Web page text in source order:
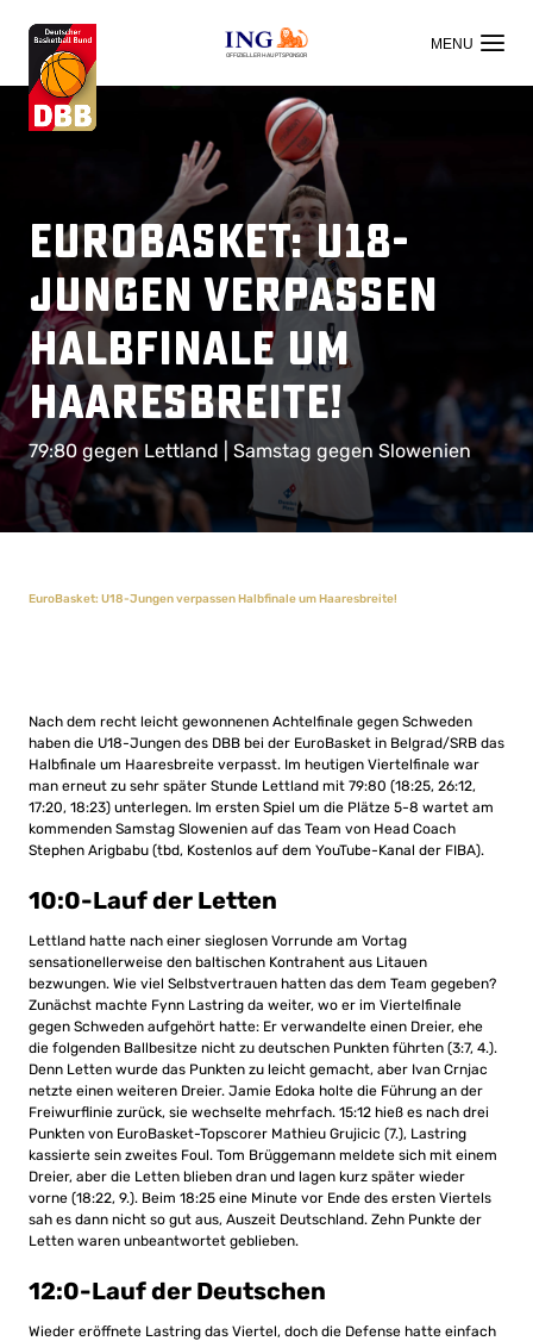
OFFIZIELLER HAUPTSPONSOR
EuroBasket: U18-
Jungen verpassen
Halbfinale um
Haaresbreite!
79:80 gegen Lettland | Samstag gegen Slowenien
EuroBasket: U18-Jungen verpassen Halbfinale um Haaresbreite!
Nach dem recht leicht gewonnenen Achtelfinale gegen Schweden
haben die U18-Jungen des DBB bei der EuroBasket in Belgrad/SRB das
Halbfinale um Haaresbreite verpasst. Im heutigen Viertelfinale war
man erneut zu sehr später Stunde Lettland mit 79:80 (18:25, 26:12,
17:20, 18:23) unterlegen. Im ersten Spiel um die Plätze 5-8 wartet am
kommenden Samstag Slowenien auf das Team von Head Coach
Stephen Arigbabu (tbd, Kostenlos auf dem YouTube-Kanal der FIBA).
10:0-Lauf der Letten
Lettland hatte nach einer sieglosen Vorrunde am Vortag
sensationellerweise den baltischen Kontrahent aus Litauen
bezwungen. Wie viel Selbstvertrauen hatten das dem Team gegeben?
Zunächst machte Fynn Lastring da weiter, wo er im Viertelfinale
gegen Schweden aufgehört hatte: Er verwandelte einen Dreier, ehe
die folgenden Ballbesitze nicht zu deutschen Punkten führten (3:7, 4.).
Denn Letten wurde das Punkten zu leicht gemacht, aber Ivan Crnjac
netzte einen weiteren Dreier. Jamie Edoka holte die Führung an der
Freiwurflinie zurück, sie wechselte mehrfach. 15:12 hieß es nach drei
Punkten von EuroBasket-Topscorer Mathieu Grujicic (7.), Lastring
kassierte sein zweites Foul. Tom Brüggemann meldete sich mit einem
Dreier, aber die Letten blieben dran und lagen kurz später wieder
vorne (18:22, 9.). Beim 18:25 eine Minute vor Ende des ersten Viertels
sah es dann nicht so gut aus, Auszeit Deutschland. Zehn Punkte der
Letten waren unbeantwortet geblieben.
12:0-Lauf der Deutschen
Wieder eröffnete Lastring das Viertel, doch die Defense hatte einfach